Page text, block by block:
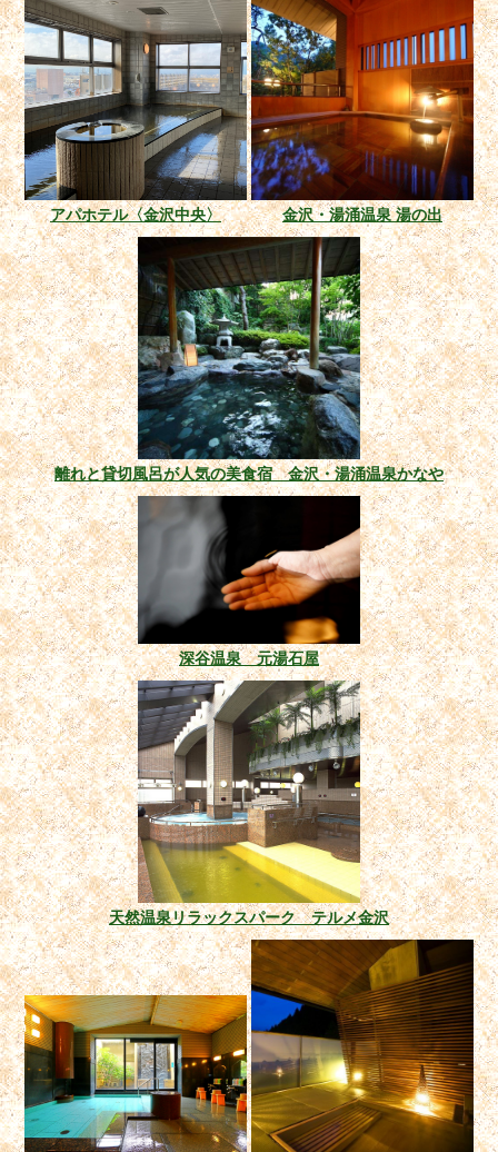
アパホテル〈金沢中央〉 金沢・湯涌温泉 湯の出
離れと貸切風呂が人気の美食宿 金沢・湯涌温泉かなや
深谷温泉 元湯石屋
天然温泉リラックスパーク テルメ金沢